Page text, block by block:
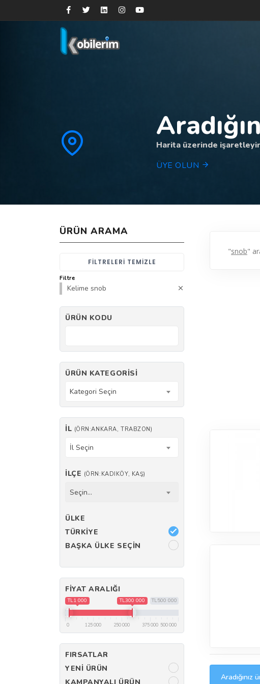
Harita üzerinde
ÜYE OLUN
"snob"
Aradığınız
ÜRÜN ARAMA
FILTRELERI TEMIZLE
Filtre
Kelime snob
ÜRÜN KODU
ÜRÜN KATEGORISI
Kategori Seçin
İL (ÖRN:ANKARA, TRABZON)
İl Seçin
İLÇE (ÖRN:KADIKÖY, KAŞ)
Seçin...
ÜLKE
TÜRKIYE
BAŞKA ÜLKE SEÇIN
FIYAT ARALIĞI
TL500 000
TL1 000 TL300 000
0 125 000 250 000 375 000 500 000
FIRSATLAR
YENI ÜRÜN